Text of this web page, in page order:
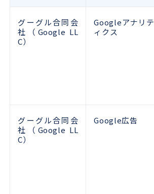
グーグル合同会
社（Google LL
C）
Googleアナリテ
ィクス
グーグル合同会
社（Google LL
C）
Google広告